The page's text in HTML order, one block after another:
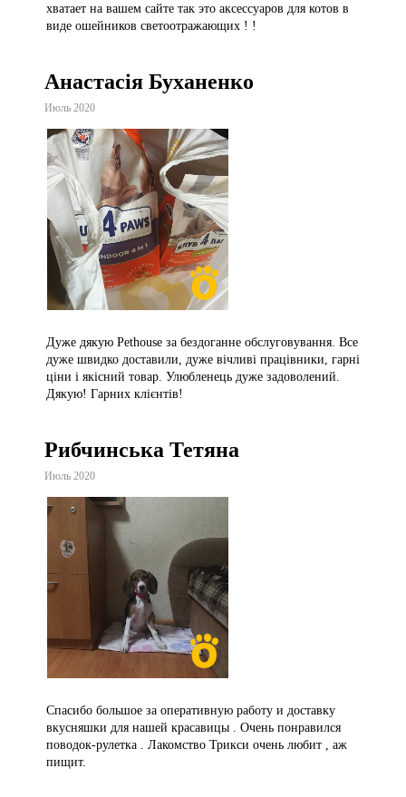
хватает на вашем сайте так это аксессуаров для котов в
виде ошейников светоотражающих ! !
Анастасія Буханенко
Июль 2020
Дуже дякую Pethouse за бездоганне обслуговування. Все
дуже швидко доставили, дуже вічливі працівники, гарні
ціни і якісний товар. Улюбленець дуже задоволений.
Дякую! Гарних клієнтів!
Рибчинська Тетяна
Июль 2020
Спасибо большое за оперативную работу и доставку
вкусняшки для нашей красавицы . Очень понравился
поводок-рулетка . Лакомство Трикси очень любит , аж
пищит.